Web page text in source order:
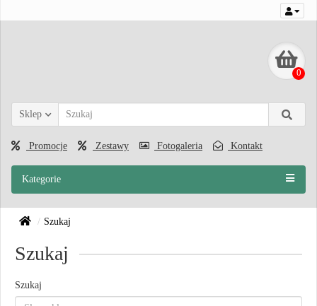
0
Sklep
Promocje Zestawy Fotogaleria Kontakt
Kategorie
Szukaj
Szukaj
Szukaj